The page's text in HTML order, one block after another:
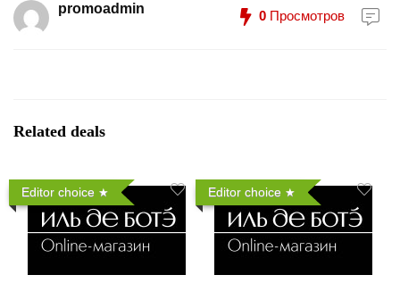
promoadmin 0 Просмотров
Related deals
Editor choice Editor choice